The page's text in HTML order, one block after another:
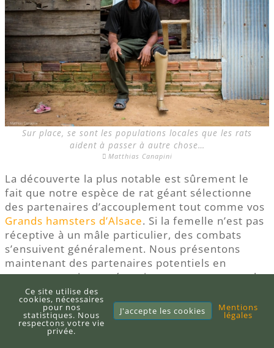
Sur place, se sont les populations locales que les rats
aident à passer à autre chose…
Matthias Canapini
La découverte la plus notable est sûrement le
fait que notre espèce de rat géant sélectionne
des partenaires d’accouplement tout comme vos
Grands hamsters d’Alsace. Si la femelle n’est pas
réceptive à un mâle particulier, des combats
s’ensuivent généralement. Nous présentons
maintenant des partenaires potentiels en
prenant certaines précautions, notamment en les
hébergeant dans des cages avec un mur partagé.
Cela protège les deux rats des blessures pendant
la période où ils font connaissance.
Ce site utilise des
cookies, nécessaires
pour nos
statistiques. Nous
respectons votre vie
privée.
J'accepte les cookies Mentions
légales